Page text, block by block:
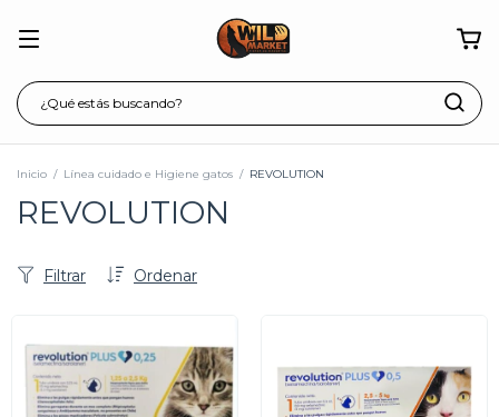
Inicio / Línea cuidado e Higiene gatos / REVOLUTION
REVOLUTION
Ordenar
Filtrar